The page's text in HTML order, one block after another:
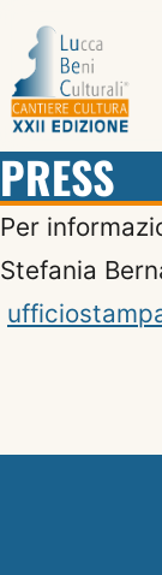
PRESS
Per
Stefania